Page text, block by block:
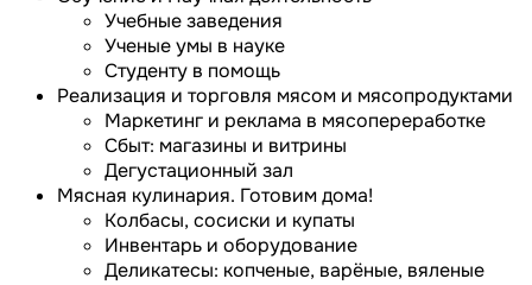
Учебные заведения
Ученые умы в науке
Студенту в помощь
Реализация и торговля мясом и мясопродуктами
Маркетинг и реклама в мясопереработке
Сбыт: магазины и витрины
Дегустационный зал
Мясная кулинария. Готовим дома!
Колбасы, сосиски и купаты
Инвентарь и оборудование
Деликатесы: копченые, варёные, вяленые